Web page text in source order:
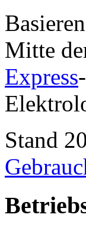
Mitte
Express
Stand